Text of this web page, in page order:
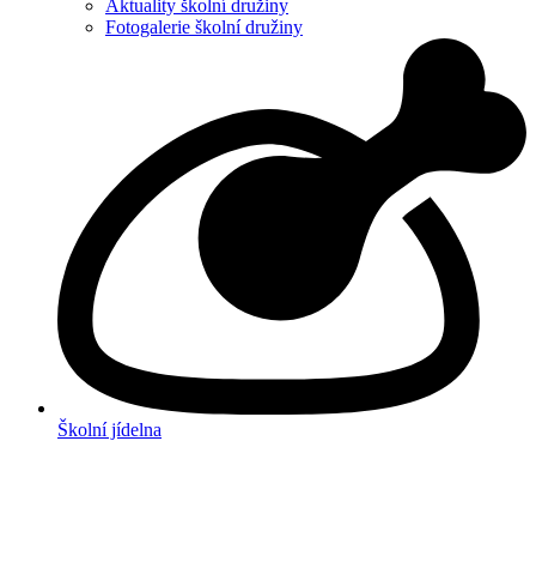
Aktuality školní družiny
Fotogalerie školní družiny
Školní jídelna